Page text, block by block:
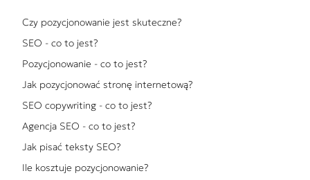
Czy pozycjonowanie jest skuteczne?
SEO - co to jest?
Pozycjonowanie - co to jest?
Jak pozycjonować stronę internetową?
SEO copywriting - co to jest?
Agencja SEO - co to jest?
Jak pisać teksty SEO?
Ile kosztuje pozycjonowanie?